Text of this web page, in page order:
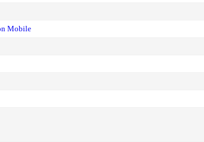
Mobile